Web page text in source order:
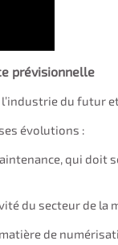
prévisionnelle
du futur
évolutions :
qui doit
du secteur de la
de